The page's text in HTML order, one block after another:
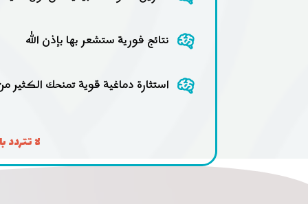
نتائج فورية ستشعر بها بإذن الله
استثارة دماغية قوية تمنحك الكثير
لا